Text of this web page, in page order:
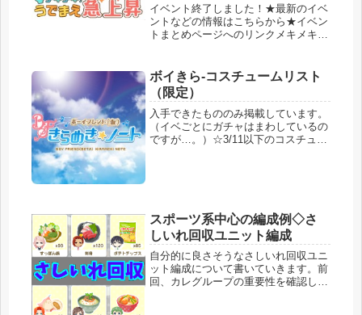
イベント終了しました！★最新のイベ
ントなどの情報はこちらから★イベン
トまとめページへのリンクメキメキ！
ベントはそんなにガツガツしなくて大
丈夫そうな印象です。イベント詳細ペ
ー...
ボイきら-コスチュームリスト
（限定）
入手できたもののみ掲載しています。
（イベごとにガチャはまわしているの
ですが…。）☆3/11以下のコスチュー
スポーツ系中心の編成例◇さ
しいれ回収ユニット編成
自分的に良さそうなさしいれ回収ユニ
ット編成について書いていきます。前
回、カレグループの重要性を確認した